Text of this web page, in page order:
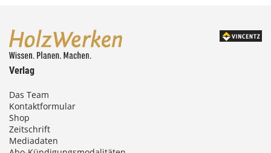
Verlag
Das Team
Kontaktformular
Shop
Zeitschrift
Mediadaten